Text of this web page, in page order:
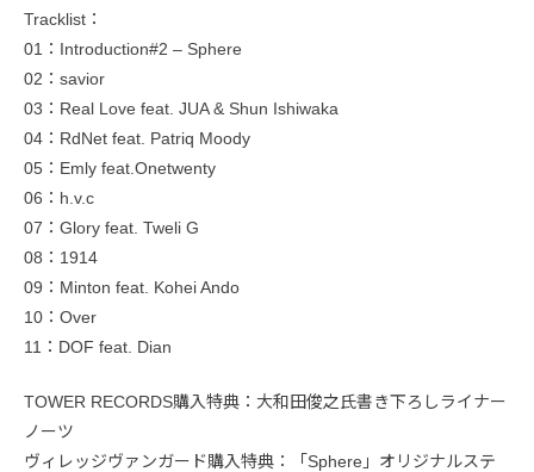
Tracklist：
01：Introduction#2 – Sphere
02：savior
03：Real Love feat. JUA & Shun Ishiwaka
04：RdNet feat. Patriq Moody
05：Emly feat.Onetwenty
06：h.v.c
07：Glory feat. Tweli G
08：1914
09：Minton feat. Kohei Ando
10：Over
11：DOF feat. Dian
TOWER RECORDS購入特典：大和田俊之氏書き下ろしライナー
ノーツ
ヴィレッジヴァンガード購入特典：「Sphere」オリジナルステ